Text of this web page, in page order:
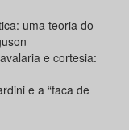
uma teoria do
e cortesia:
e a “faca de